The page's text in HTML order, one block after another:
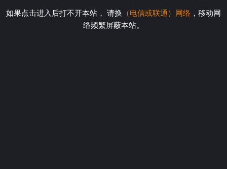
如果点击进入后打不开本站， 请换 （电信或联通）网络 ，移动网
络频繁屏蔽本站。